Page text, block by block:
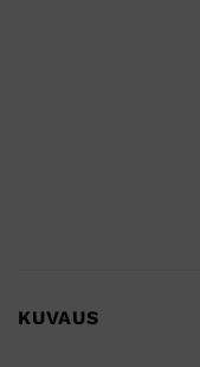
KUVAUS